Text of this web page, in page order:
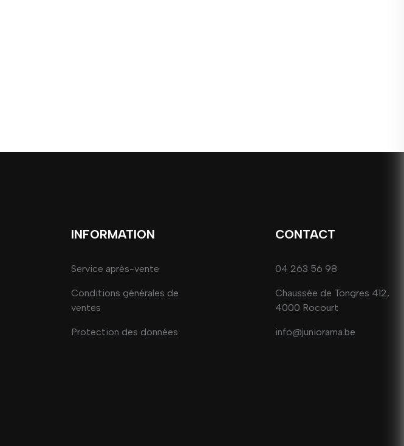
INFORMATION
Service après-vente
Conditions générales de
ventes
Protection des données
CONTACT
04 263 56 98
Chaussée de Tongres 412,
4000 Rocourt
info@juniorama.be